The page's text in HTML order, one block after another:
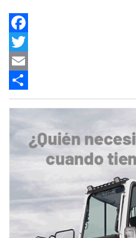
Facebook
Twitter
Email
Share